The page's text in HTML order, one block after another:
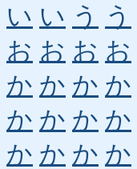
い い う う
お お お お
か か か か
か か か か
か か か か